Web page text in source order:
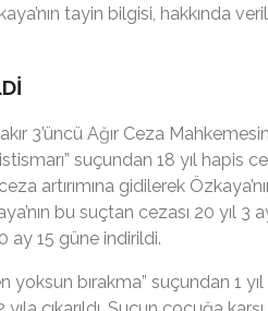
tayin bilgisi, hakkında
3’üncü Ağır Ceza
suçundan 18 yıl hapis
artırımına gidilerek
bu suçtan cezası 20 yıl 3
ay 15 güne indirildi.
yoksun bırakma” suçundan 1